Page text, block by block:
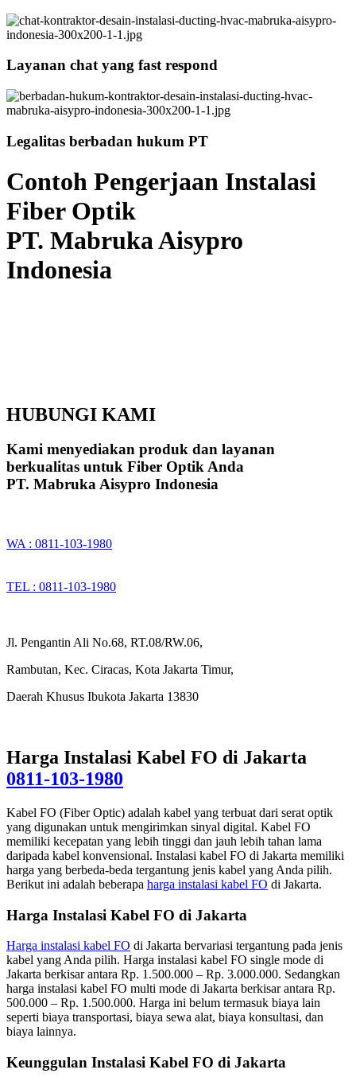
Layanan chat yang fast respond
Legalitas berbadan hukum PT
Contoh Pengerjaan Instalasi
Fiber Optik
PT. Mabruka Aisypro
Indonesia
HUBUNGI KAMI
Kami menyediakan produk dan layanan
berkualitas untuk Fiber Optik Anda
PT. Mabruka Aisypro Indonesia
WA : 0811-103-1980
TEL : 0811-103-1980
Jl. Pengantin Ali No.68, RT.08/RW.06,
Rambutan, Kec. Ciracas, Kota Jakarta Timur,
Daerah Khusus Ibukota Jakarta 13830
Harga Instalasi Kabel FO di Jakarta
0811-103-1980
Kabel FO (Fiber Optic) adalah kabel yang terbuat dari serat optik
yang digunakan untuk mengirimkan sinyal digital. Kabel FO
memiliki kecepatan yang lebih tinggi dan jauh lebih tahan lama
daripada kabel konvensional. Instalasi kabel FO di Jakarta memiliki
harga yang berbeda-beda tergantung jenis kabel yang Anda pilih.
Berikut ini adalah beberapa harga instalasi kabel FO di Jakarta.
Harga Instalasi Kabel FO di Jakarta
Harga instalasi kabel FO di Jakarta bervariasi tergantung pada jenis
kabel yang Anda pilih. Harga instalasi kabel FO single mode di
Jakarta berkisar antara Rp. 1.500.000 – Rp. 3.000.000. Sedangkan
harga instalasi kabel FO multi mode di Jakarta berkisar antara Rp.
500.000 – Rp. 1.500.000. Harga ini belum termasuk biaya lain
seperti biaya transportasi, biaya sewa alat, biaya konsultasi, dan
biaya lainnya.
Keunggulan Instalasi Kabel FO di Jakarta